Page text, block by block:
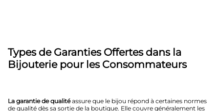
Types de Garanties Offertes dans la
Bijouterie pour les Consommateurs
La garantie de qualitéassure que le bijou répond à certaines normes
de qualité dès sa sortie de la boutique. Elle couvre généralement les